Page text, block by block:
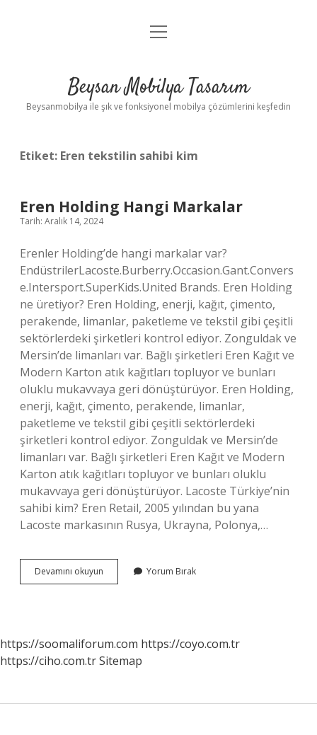
Anasayfa
Yasal Uyarı
menüyü
Beysan Mobilya Tasarım
Beysanmobilya ile şık ve fonksiyonel mobilya çözümlerini keşfedin
Etiket: Eren tekstilin sahibi kim
Eren Holding Hangi Markalar
Tarih: Aralık 14, 2024
Erenler Holding’de hangi markalar var?
EndüstrilerLacoste.Burberry.Occasion.Gant.Convers
e.Intersport.SuperKids.United Brands. Eren Holding
ne üretiyor? Eren Holding, enerji, kağıt, çimento,
perakende, limanlar, paketleme ve tekstil gibi çeşitli
sektörlerdeki şirketleri kontrol ediyor. Zonguldak ve
Mersin’de limanları var. Bağlı şirketleri Eren Kağıt ve
Modern Karton atık kağıtları topluyor ve bunları
oluklu mukavvaya geri dönüştürüyor. Eren Holding,
enerji, kağıt, çimento, perakende, limanlar,
paketleme ve tekstil gibi çeşitli sektörlerdeki
şirketleri kontrol ediyor. Zonguldak ve Mersin’de
limanları var. Bağlı şirketleri Eren Kağıt ve Modern
Karton atık kağıtları topluyor ve bunları oluklu
mukavvaya geri dönüştürüyor. Lacoste Türkiye’nin
sahibi kim? Eren Retail, 2005 yılından bu yana
Lacoste markasının Rusya, Ukrayna, Polonya,…
Devamını okuyun
Holding
Yorum Bırak
https://soomaliforum.com https://coyo.com.tr
https://ciho.com.trSitemap